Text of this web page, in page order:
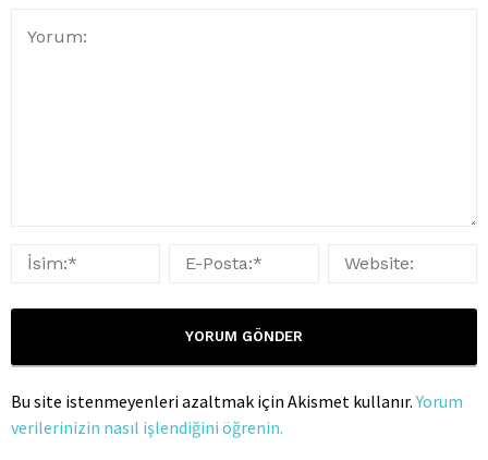
Bu site istenmeyenleri azaltmak için Akismet kullanır.Yorum
verilerinizin nasıl işlendiğini öğrenin.